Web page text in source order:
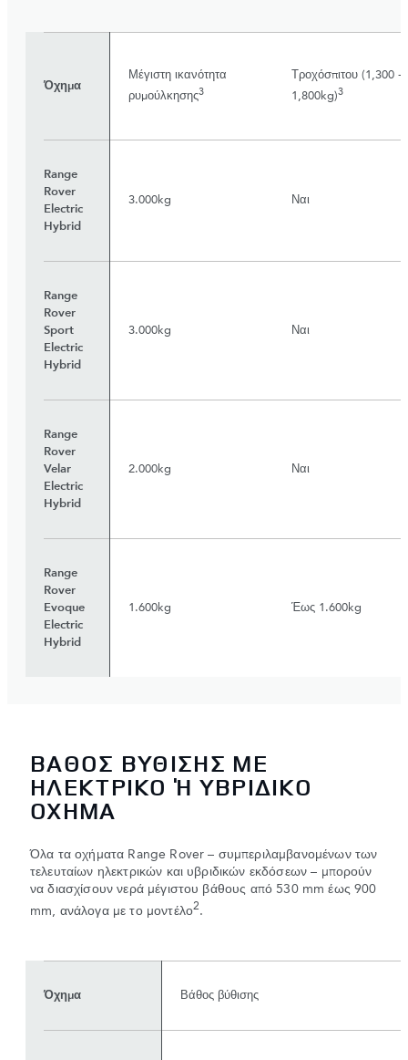
Όχημα
Μέγιστη ικανότητα
ρυμούλκησης3
Τροχόσπιτου (1,300 -
1,800kg)3
Range
Rover
Electric
Hybrid
3.000kg Ναι
Range
Rover
Sport
Electric
Hybrid
3.000kg Ναι
Range
Rover
Velar
Electric
Hybrid
2.000kg Ναι
Range
Rover
Evoque
Electric
Hybrid
1.600kg Έως 1.600kg
ΒΑΘΟΣ ΒΥΘΙΣΗΣ ΜΕ
ΗΛΕΚΤΡΙΚΟ Ή ΥΒΡΙΔΙΚΟ Ο
ΧΗΜΑ
Όλα τα οχήματα Range Rover – συμπεριλαμβανομένων των
τελευταίων ηλεκτρικών και υβριδικών εκδόσεων – μπορούν
να διασχίσουν νερά μέγιστου βάθους από 530 mm έως 900
mm, ανάλογα με το μοντέλο2.
Όχημα Βάθος βύθισης